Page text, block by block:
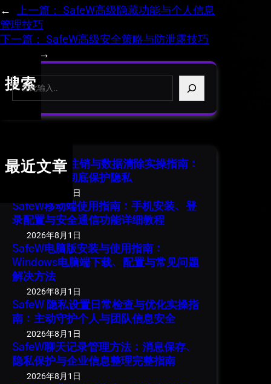
← 上一篇： SafeW高级隐藏功能与个人信息
管理技巧
下一篇： SafeW高级安全策略与防泄露技巧
→
搜索
S
最近文章
SafeW 账号注销与数据清除实操指南：
安全退出并彻底保护隐私
2026年8月1日
SafeW移动端使用指南：手机安装、登
录配置与安全通信功能详细教程
2026年8月1日
SafeW电脑版安装与使用指南：
Windows电脑端下载、配置与常见问题
解决方法
2026年8月1日
SafeW 隐私设置日常检查与优化实操指
南：主动守护个人与团队信息安全
2026年8月1日
SafeW聊天记录管理方法：消息保存、
隐私保护与企业信息整理完整指南
2026年8月1日